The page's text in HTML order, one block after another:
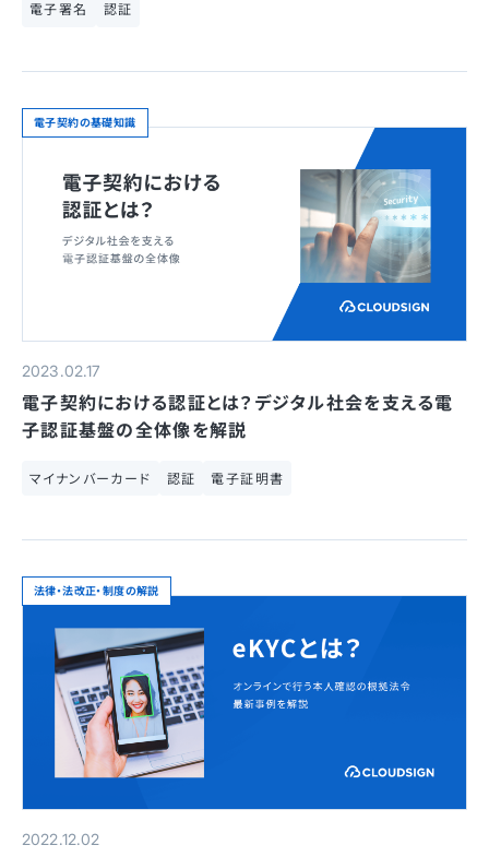
電子署名 認証
電子契約の基礎知識
2023.02.17
電子契約における認証とは？デジタル社会を支える電
子認証基盤の全体像を解説
マイナンバーカード 認証 電子証明書
法律・法改正・制度の解説
2022.12.02